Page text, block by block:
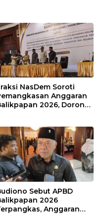
NasDem Soroti
Anggaran
2026, Dorong
Sebut APBD
2026
Anggaran